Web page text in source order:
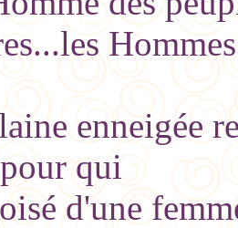
enneigée
qui
d'une